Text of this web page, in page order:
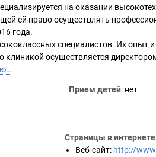
на оказании
ей право осуществлять
года.
специалистов. Их опыт
клиникой осуществляется
Прием детей: нет
Страницы в интернете
Веб-сайт: http://